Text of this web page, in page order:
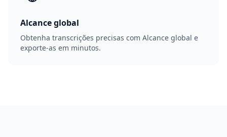
Alcance global
Obtenha transcrições precisas com Alcance global e
exporte-as em minutos.